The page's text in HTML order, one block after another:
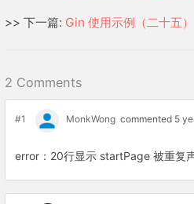
>> 下一篇: Gin 使用示例（二十五
2 Comments
#1 MonkWong commented 5
error：20行显示 startPage 被重复